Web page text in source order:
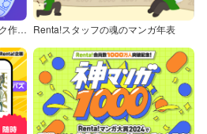
出版社が選ぶ！ネクストブレイク作品特集 Renta!スタッフの魂のマンガ年表